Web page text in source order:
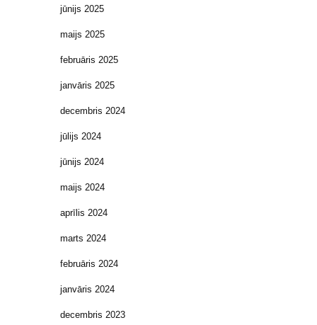
jūnijs 2025
maijs 2025
februāris 2025
janvāris 2025
decembris 2024
jūlijs 2024
jūnijs 2024
maijs 2024
aprīlis 2024
marts 2024
februāris 2024
janvāris 2024
decembris 2023